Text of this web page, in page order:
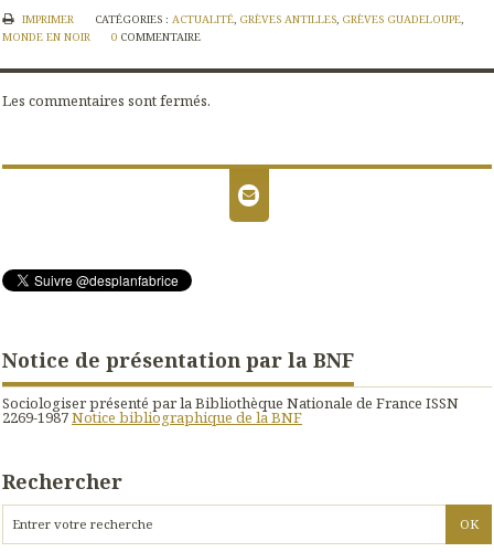
Notice de présentation par la BNF
Sociologiser présenté par la Bibliothèque Nationale de France ISSN
2269-1987Notice bibliographique de la BNF
Rechercher
IMPRIMER CATÉGORIES : ACTUALITÉ, GRÈVES ANTILLES, GRÈVES GUADELOUPE,
MONDE EN NOIR
0 COMMENTAIRE
Les commentaires sont fermés.